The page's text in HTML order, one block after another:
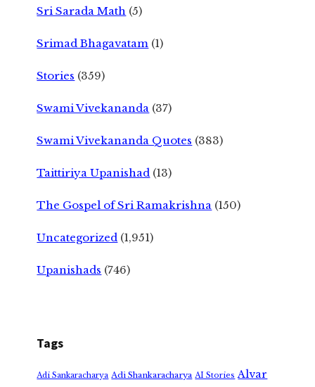
Sri Sarada Math (5)
Srimad Bhagavatam (1)
Stories (359)
Swami Vivekananda (37)
Swami Vivekananda Quotes (383)
Taittiriya Upanishad (13)
The Gospel of Sri Ramakrishna (150)
Uncategorized (1,951)
Upanishads (746)
Tags
Adi Sankaracharya Adi Shankaracharya AI Stories Alvar